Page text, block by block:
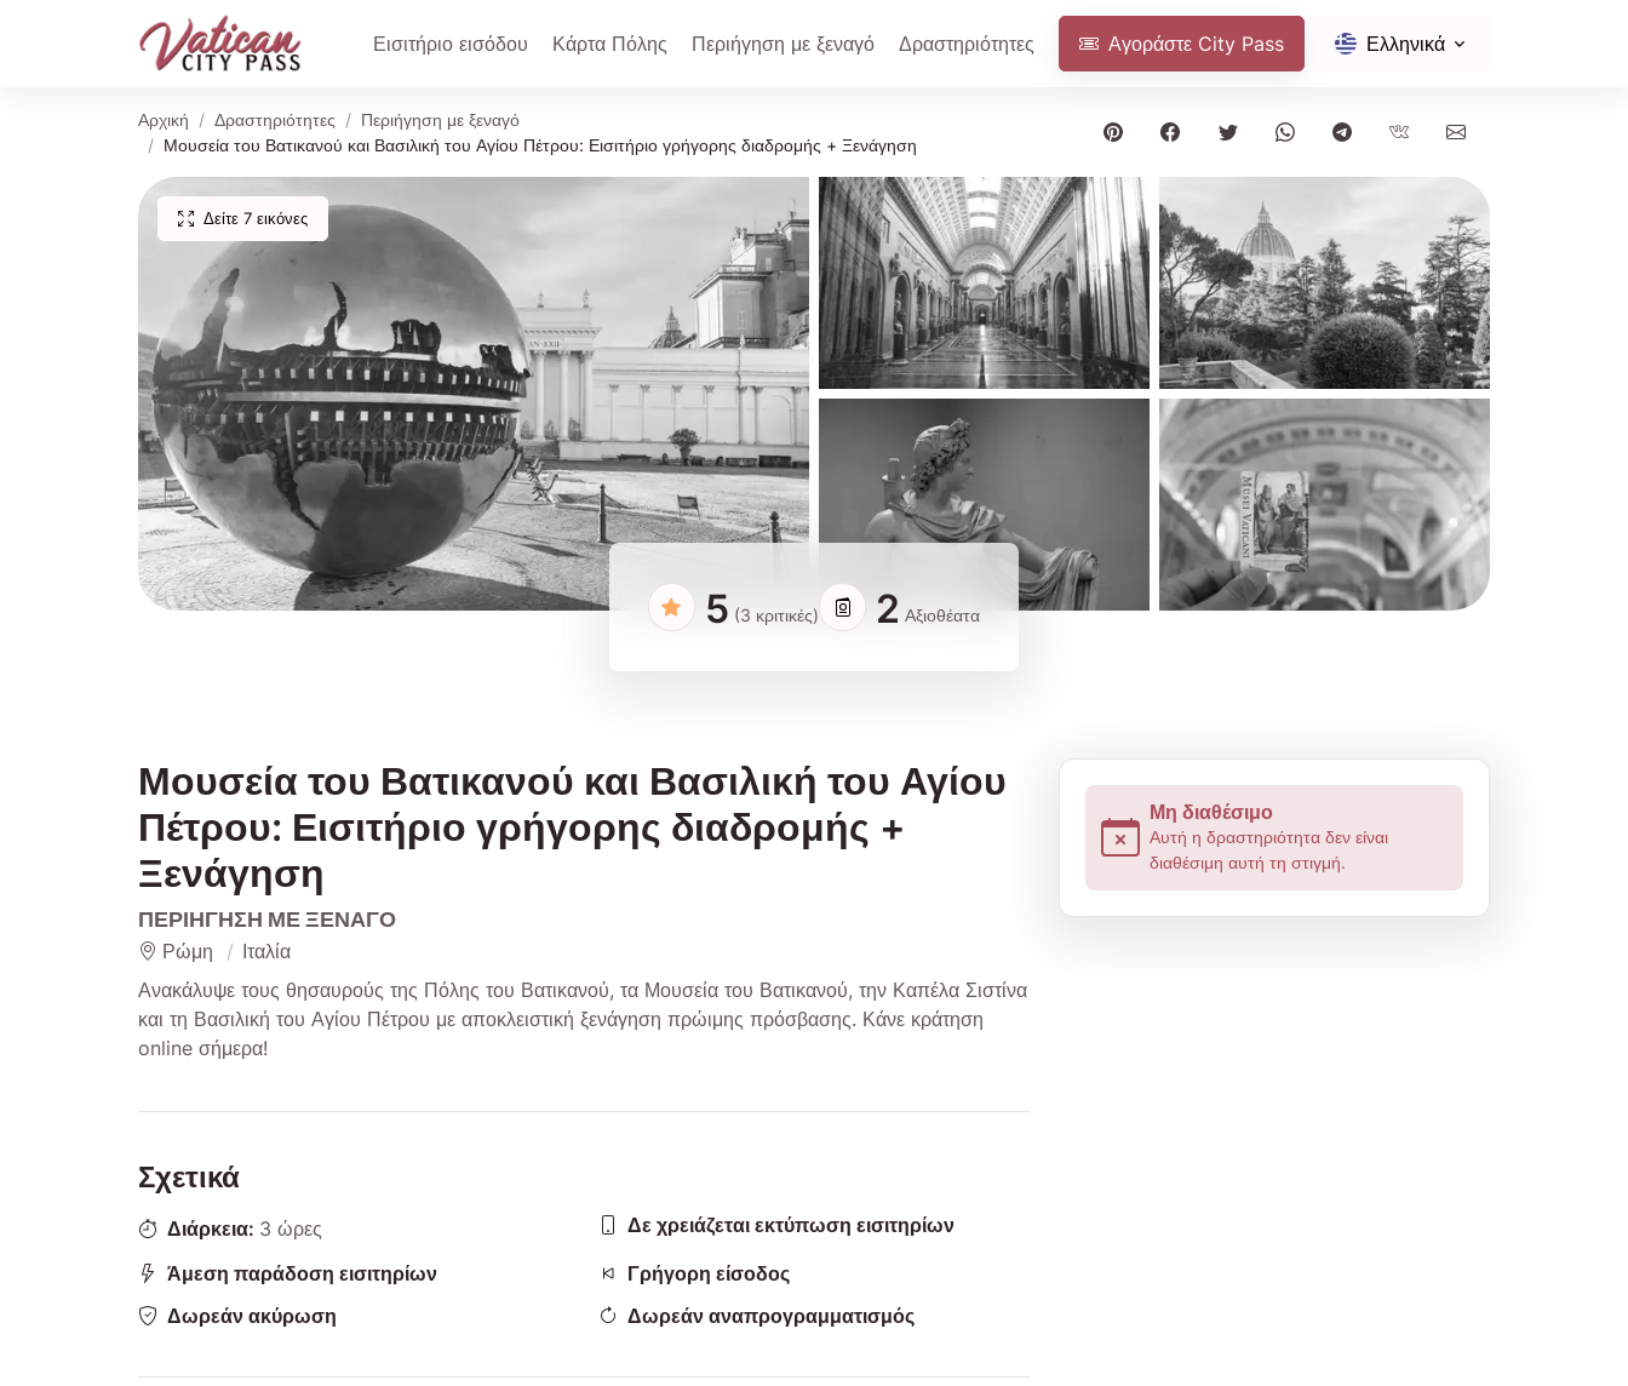
Εισιτήριο εισόδου Κάρτα Πόλης Περιήγηση με ξεναγό Δραστηριότητες Αγοράστε City Pass Ελληνικά
Αρχική Δραστηριότητες
Περιήγηση με ξεναγό
Μουσεία του Βατικανού και Βασιλική του Αγίου Πέτρου: Εισιτήριο γρήγορης διαδρομής + Ξενάγηση
Δείτε 7 εικόνες
5 (3 κριτικές) 2 Αξιοθέατα
Μουσεία του Βατικανού και Βασιλική του Αγίου
Πέτρου: Εισιτήριο γρήγορης διαδρομής +
Ξενάγηση
ΠΕΡΙΉΓΗΣΗ ΜΕ ΞΕΝΑΓΌ
Ρώμη
Ιταλία
Ανακάλυψε τους θησαυρούς της Πόλης του Βατικανού, τα Μουσεία του Βατικανού, την Καπέλα Σιστίνα
και τη Βασιλική του Αγίου Πέτρου με αποκλειστική ξενάγηση πρώιμης πρόσβασης. Κάνε κράτηση
online σήμερα!
Σχετικά
Διάρκεια: 3 ώρες
Δε χρειάζεται εκτύπωση εισιτηρίων
Άμεση παράδοση εισιτηρίων
Γρήγορη είσοδος
Δωρεάν ακύρωση
Δωρεάν αναπρογραμματισμός
Περιήγηση με ξεναγό
Μη διαθέσιμο
Αυτή η δραστηριότητα δεν είναι
διαθέσιμη αυτή τη στιγμή.